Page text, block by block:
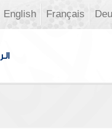
Français
English